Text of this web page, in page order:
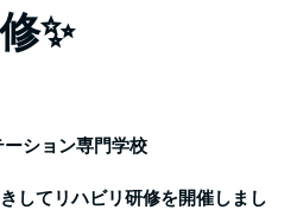
✨
ーション専門学校
してリハビリ研修を開催しまし